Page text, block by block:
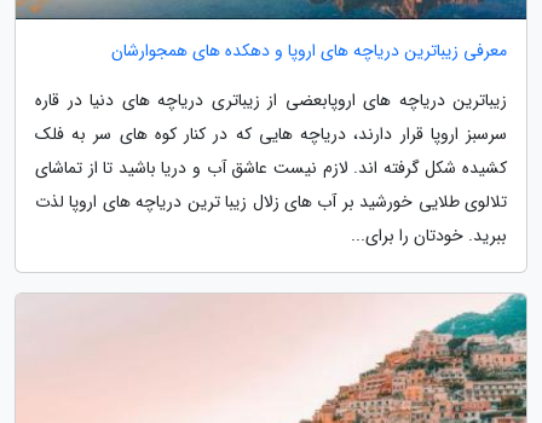
معرفی زیباترین دریاچه های اروپا و دهکده های همجوارشان
زیباترین دریاچه های اروپابعضی از زیباتری دریاچه های دنیا در قاره
سرسبز اروپا قرار دارند، دریاچه هایی که در کنار کوه های سر به فلک
کشیده شکل گرفته اند. لازم نیست عاشق آب و دریا باشید تا از تماشای
تلالوی طلایی خورشید بر آب های زلال زیبا ترین دریاچه های اروپا لذت
ببرید. خودتان را برای...